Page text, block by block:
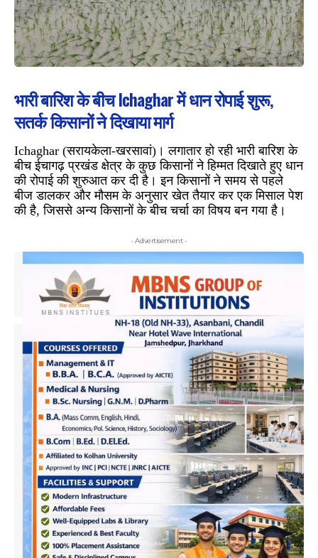
भारी बारिश के बीच Ichaghar में धान रोपाई शुरू,
सतर्क किसानों ने दिखाया मार्ग
Ichaghar (सरायकेला-खरसावां)। लगातार हो रही भारी बारिश के
बीच ईचागढ़ प्रखंड क्षेत्र के कुछ किसानों ने हिम्मत दिखाते हुए धान
की रोपाई की शुरुआत कर दी है। इन किसानों ने समय से पहले
बीज डालकर और मौसम के अनुसार खेत तैयार कर एक मिसाल पेश
की है, जिससे अन्य किसानों के बीच चर्चा का विषय बन गया है।
- Advertisement -